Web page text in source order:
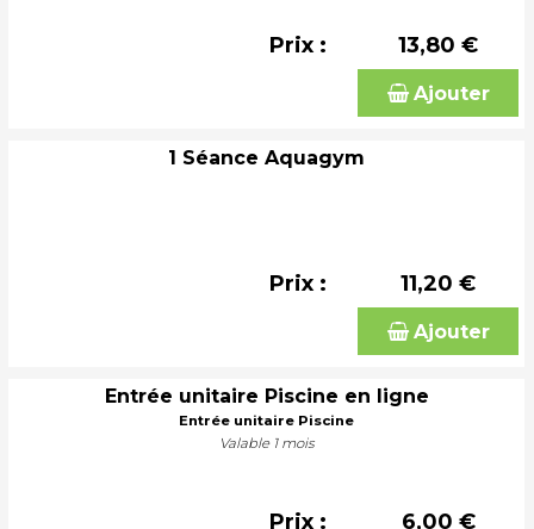
Prix : 13,80 €
Ajouter
1 Séance Aquagym
Prix : 11,20 €
Ajouter
Entrée unitaire Piscine en ligne
Entrée unitaire Piscine
Valable 1 mois
Prix : 6,00 €